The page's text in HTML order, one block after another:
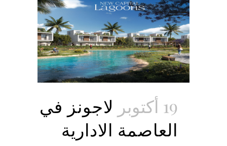
19 أكتوبر
لاجونز في
العاصمة الادارية